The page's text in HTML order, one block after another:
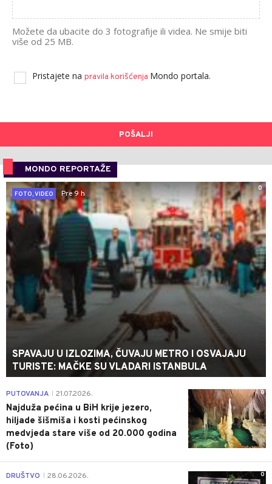
Možete da ubacite do 3 fotografije ili videa. Ne smije biti
više od 25 MB.
Pristajete na pravila korišćenja Mondo portala.
POŠALJI
MONDO REPORTAŽE
0
FOTO, VIDEO
Pre 9 h
SPAVAJU U IZLOZIMA, ČUVAJU METRO I OSVAJAJU
TURISTE: MAČKE SU VLADARI ISTANBULA
0
PUTOVANJA 21.07.2026.
Najduža pećina u BiH krije jezero,
hiljade šišmiša i kosti pećinskog
medvjeda stare više od 20.000 godina
(Foto)
0
DRUŠTVO 28.06.2026.